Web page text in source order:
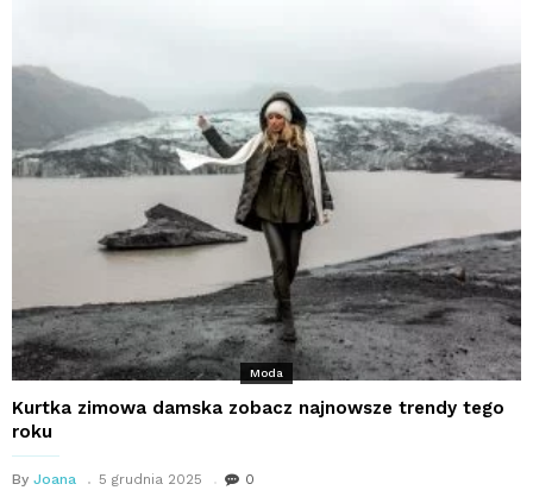
Moda
Kurtka zimowa damska zobacz najnowsze trendy tego
roku
By Joana 5 grudnia 2025 0